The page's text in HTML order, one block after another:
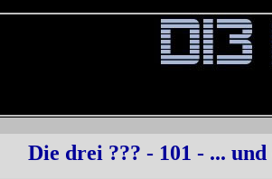
Die drei ??? - 101 - ...